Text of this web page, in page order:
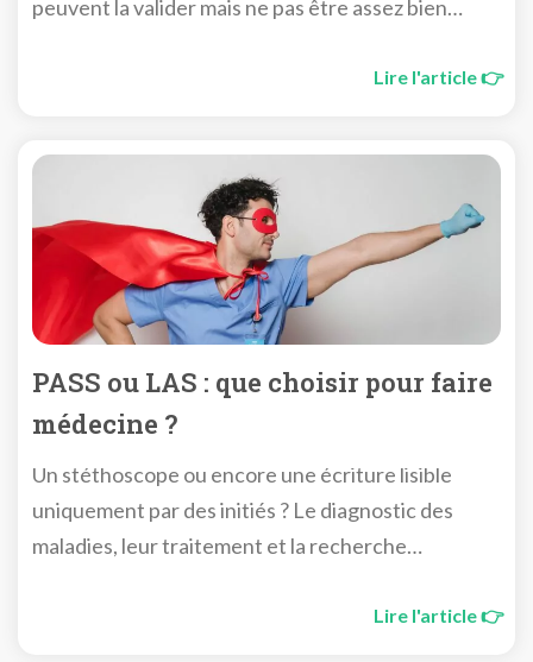
peuvent la valider mais ne pas être assez bien
Lire l'article 👉
PASS ou LAS : que choisir pour faire
médecine ?
Un stéthoscope ou encore une écriture lisible
uniquement par des initiés ? Le diagnostic des
maladies, leur traitement et la recherche
Lire l'article 👉